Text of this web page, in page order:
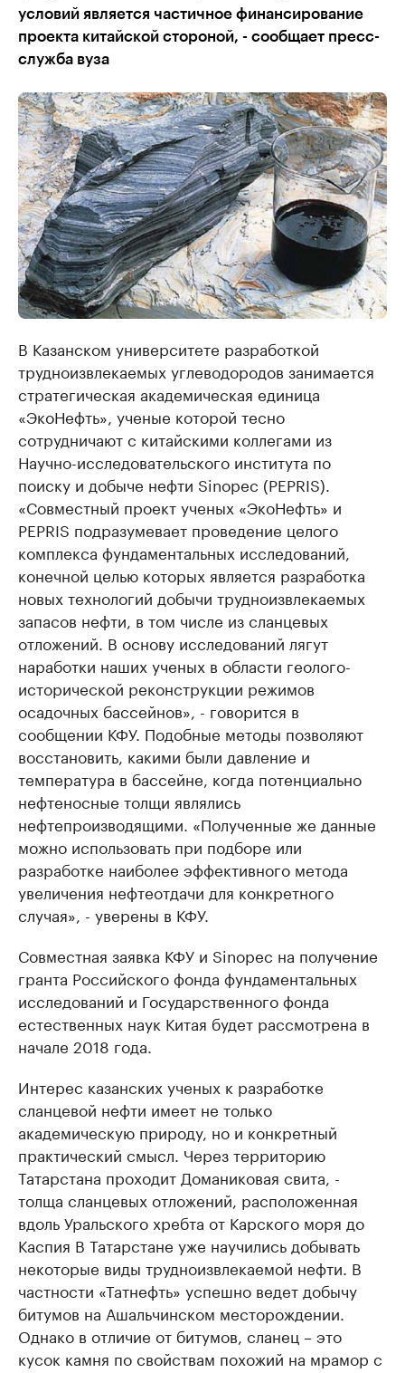
условий является частичное финансирование
проекта китайской стороной, - сообщает пресс-
служба вуза
В Казанском университете разработкой
трудноизвлекаемых углеводородов занимается
стратегическая академическая единица
«ЭкоНефть», ученые которой тесно
сотрудничают с китайскими коллегами из
Научно-исследовательского института по
поиску и добыче нефти Sinopec (PEPRIS).
«Совместный проект ученых «ЭкоНефть» и
PEPRIS подразумевает проведение целого
комплекса фундаментальных исследований,
конечной целью которых является разработка
новых технологий добычи трудноизвлекаемых
запасов нефти, в том числе из сланцевых
отложений. В основу исследований лягут
наработки наших ученых в области геолого-
исторической реконструкции режимов
осадочных бассейнов», - говорится в
сообщении КФУ. Подобные методы позволяют
восстановить, какими были давление и
температура в бассейне, когда потенциально
нефтеносные толщи являлись
нефтепроизводящими. «Полученные же данные
можно использовать при подборе или
разработке наиболее эффективного метода
увеличения нефтеотдачи для конкретного
случая», - уверены в КФУ.
Совместная заявка КФУ и Sinopec на получение
гранта Российского фонда фундаментальных
исследований и Государственного фонда
естественных наук Китая будет рассмотрена в
начале 2018 года.
Интерес казанских ученых к разработке
сланцевой нефти имеет не только
академическую природу, но и конкретный
практический смысл. Через территорию
Татарстана проходит Доманиковая свита, -
толща сланцевых отложений, расположенная
вдоль Уральского хребта от Карского моря до
Каспия В Татарстане уже научились добывать
некоторые виды трудноизвлекаемой нефти. В
частности «Татнефть» успешно ведет добычу
битумов на Ашальчинском месторождении.
Однако в отличие от битумов, сланец – это
кусок камня по свойствам похожий на мрамор с